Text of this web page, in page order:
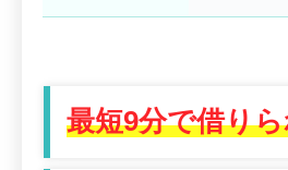
最短9分で借り